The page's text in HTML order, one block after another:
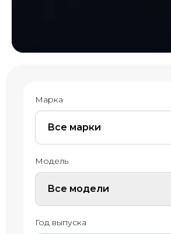
Марка
Все марки
Модель
Все модели
Год выпуска